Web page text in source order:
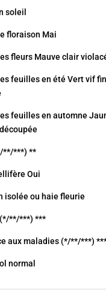
soleil
floraison Mai
fleurs Mauve clair
feuilles en été Vert vif
feuilles en automne
**/***) **
Oui
isolée ou haie fleurie
**/***) ***
aux maladies (*/**/***)
normal